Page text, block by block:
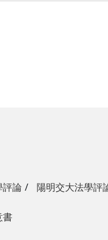
評論 陽明交大法學評
書